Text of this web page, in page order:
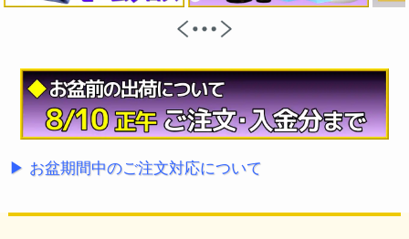
▶ お盆期間中のご注文対応について